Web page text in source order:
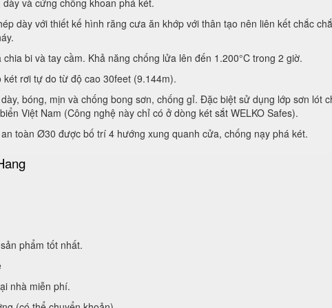
và cứng chống khoan phá két.
dày với thiết kế hình răng cưa ăn khớp với thân tạo nên liên kết chắc
bi và tay cầm. Khả năng chống lửa lên đến 1.200°C trong 2 giờ.
két rơi tự do từ độ cao 30feet (9.144m).
bóng, mịn và chống bong sơn, chống gỉ. Đặc biệt sử dụng lớp sơn lót
Việt Nam (Công nghệ này chỉ có ở dòng két sắt WELKO Safes).
toàn Ø30 được bố trí 4 hướng xung quanh cửa, chống nạy phá két.
phẩm tốt nhất.
nhà miễn phí.